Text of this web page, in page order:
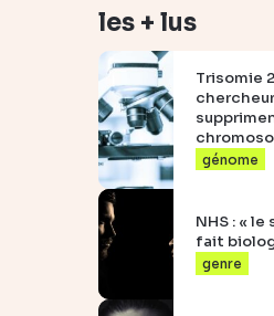
les + lus
Trisomie
génome
NHS : «
fait
genre